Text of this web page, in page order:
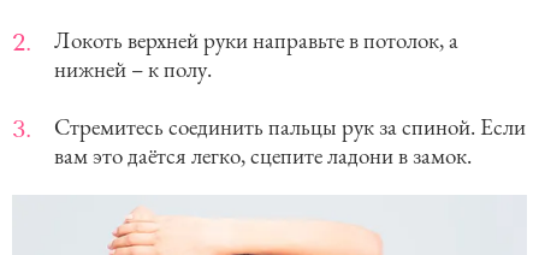
Локоть верхней руки направьте в потолок, а
нижней – к полу.
Стремитесь соединить пальцы рук за спиной. Если
вам это даётся легко, сцепите ладони в замок.